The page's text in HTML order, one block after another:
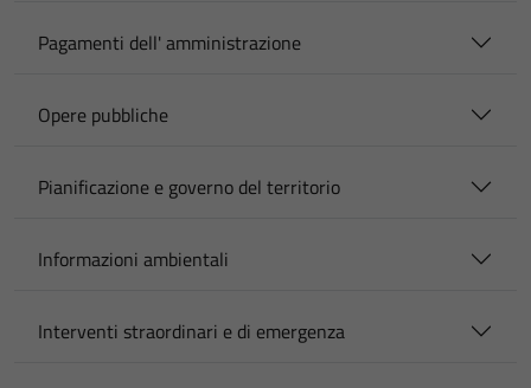
Pagamenti dell' amministrazione
Opere pubbliche
Pianificazione e governo del territorio
Informazioni ambientali
Interventi straordinari e di emergenza